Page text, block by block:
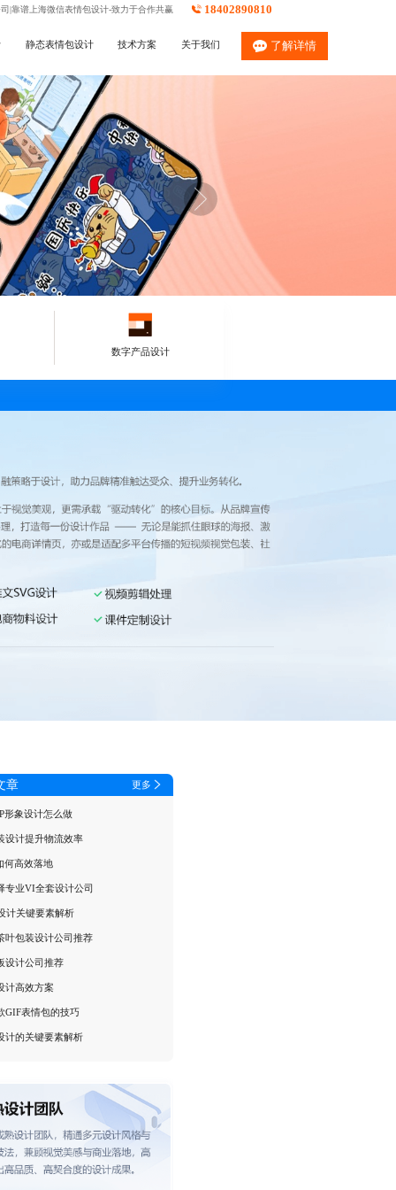
|靠谱上海微信表情包设计-致力于合作共赢 18402890810
静态表情包设计 技术方案 关于我们 了解详情
数字产品设计
章 更多
形象设计怎么做
设计提升物流效率
何高效落地
专业VI全套设计公司
计关键要素解析
叶包装设计公司推荐
设计公司推荐
计高效方案
GIF表情包的技巧
计的关键要素解析